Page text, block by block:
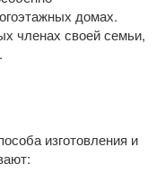
домах.
членах своей семьи,
изготовления и